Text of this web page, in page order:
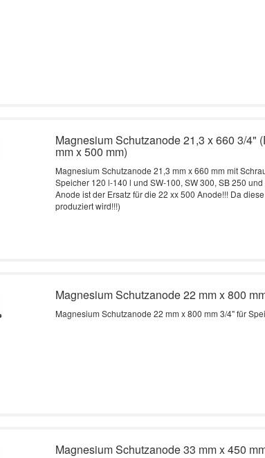
Magnesium Schutzanode 21,3 x 660 3/4"
mm x 500 mm)
Magnesium Schutzanode 21,3 mm x 660 mm mit
Speicher 120 l-140 l und SW-100, SW 300, SB 250
Anode ist der Ersatz für die 22 xx 500 Anode!!! Da
produziert wird!!!)
Magnesium Schutzanode 22 mm x 800
Magnesium Schutzanode 22 mm x 800 mm 3/4" für
Magnesium Schutzanode 33 mm x 450